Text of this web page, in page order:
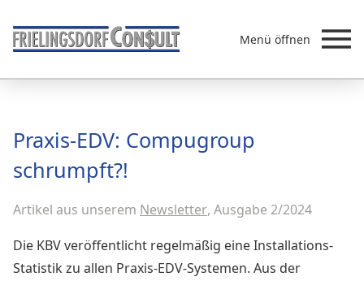
Menü öffnen
Beratung
Akademie
MVZ/Ärztenetze
Über uns
Newsletter & Presse
Praxis-EDV: Compugroup
schrumpft?!
Artikel aus unserem Newsletter, Ausgabe 2/2024
Die KBV veröffentlicht regelmäßig eine Installations-
Statistik zu allen Praxis-EDV-Systemen. Aus der